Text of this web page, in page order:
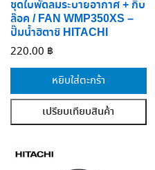
ชุดใบพัดลมระบายอากาศ + กิ๊บ
ล๊อค / FAN WMP350XS –
ปั๊มน้ำฮิตาชิ HITACHI
220.00 ฿
หยิบใส่ตะกร้า
เปรียบเทียบสินค้า